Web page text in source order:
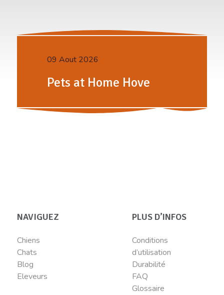
09 Aout 2026
Pets at Home Hove
NAVIGUEZ
Chiens
Chats
Blog
Eleveurs
PLUS D’INFOS
Conditions
d’utilisation
Durabilité
FAQ
Glossaire